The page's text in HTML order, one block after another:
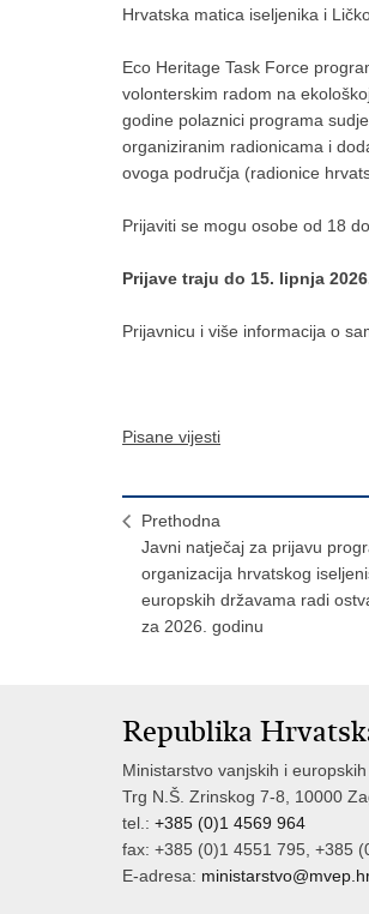
Hrvatska matica iseljenika i
Eco Heritage Task Force
volonterskim radom na
godine polaznici programa
organiziranim radionicama i
ovoga područja (radionice
Prijaviti se mogu osobe od 18
Prijave traju do 15. lipnja
Prijavnicu i više informacija o
Pisane vijesti
Prethodna
Javni natječaj za prijavu
organizacija hrvatskog
europskih državama radi
za 2026. godinu
Republika
Ministarstvo vanjskih i
Trg N.Š. Zrinskog 7-8, 10000
tel.: +385 (0)1 4569 964
fax: +385 (0)1 4551 795, +385
E-adresa: